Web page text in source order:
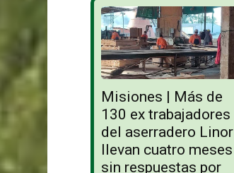
Misiones | Más de
130 ex trabajadores
del aserradero Linor
llevan cuatro meses
sin respuestas por